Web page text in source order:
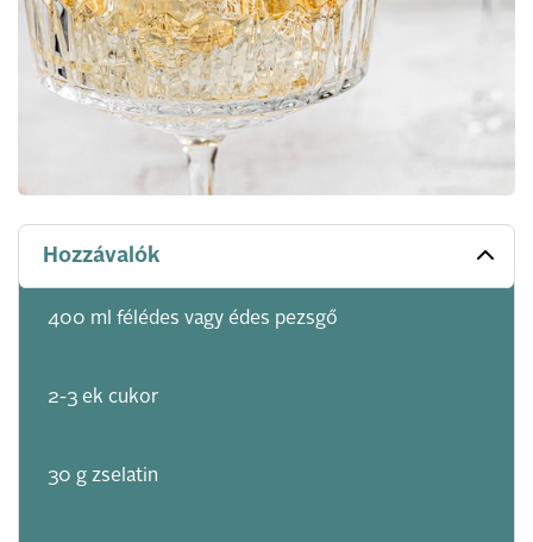
Hozzávalók
400 ml félédes vagy édes pezsgő
2-3 ek cukor
30 g zselatin